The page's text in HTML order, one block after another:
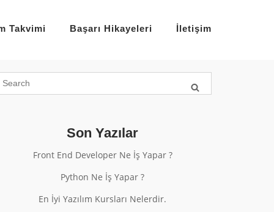
Takvimi Başarı Hikayeleri İletişim
Son Yazılar
Front End Developer Ne İş Yapar ?
Python Ne İş Yapar ?
En İyi Yazılım Kursları Nelerdir.